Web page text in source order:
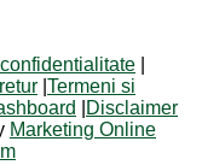
Termeni si
Disclaimer
Marketing Online